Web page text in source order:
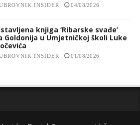
INSIDER 04/08/2026
knjiga ‘Ribarske svađe’
Goldonija u Umjetničkoj školi Luke
INSIDER 01/08/2026